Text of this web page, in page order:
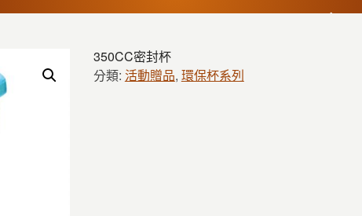
350CC密封杯
分類: 活動贈品, 環保杯系列